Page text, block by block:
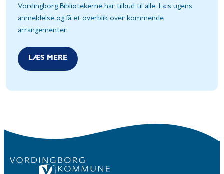
Vordingborg Bibliotekerne har tilbud til alle. Læs ugens
anmeldelse og få et overblik over kommende
arrangementer.
LÆS MERE